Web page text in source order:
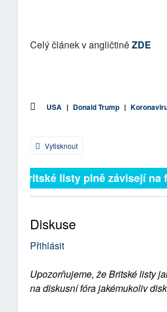
Celý článek v angličtiněZDE
USA | Donald Trump |
Vytisknout
Britské listy plně závisejí na
Diskuse
Přihlásit
Upozorňujeme, že Britské listy
na diskusní fóra jakémukoliv